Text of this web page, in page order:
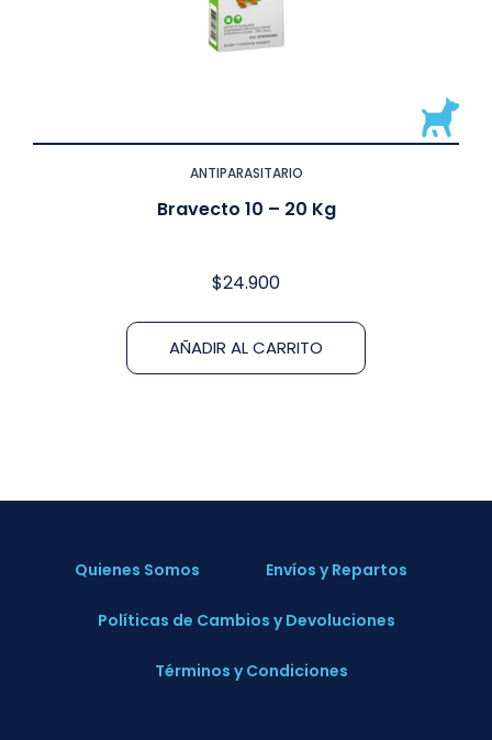
ANTIPARASITARIO
Bravecto 10 – 20 Kg
$24.900
AÑADIR AL CARRITO
Quienes Somos Envíos y Repartos
Políticas de Cambios y Devoluciones
Términos y Condiciones